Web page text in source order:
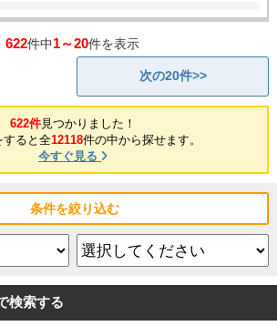
622件中1～20件を表示
次の20件>>
622件見つかりました！
すると全12118件の中から探せます。
今すぐ見る
条件を絞り込む
検索する